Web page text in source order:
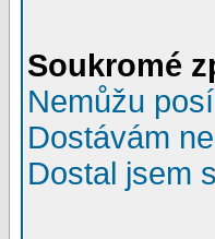
Soukromé
Nemůžu
Dostávám
Dostal jsem